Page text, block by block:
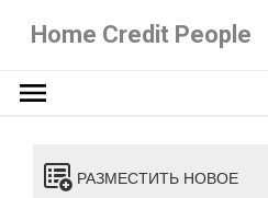
Home Credit People
РАЗМЕСТИТЬ НОВОЕ